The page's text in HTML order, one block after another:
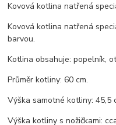
Kovová kotlina natřená
Kovová kotlina natřená
barvou.
Kotlina obsahuje: popelník,
Průměr kotliny: 60 cm.
Výška samotné kotliny: 45,5
Výška kotliny s nožičkami: